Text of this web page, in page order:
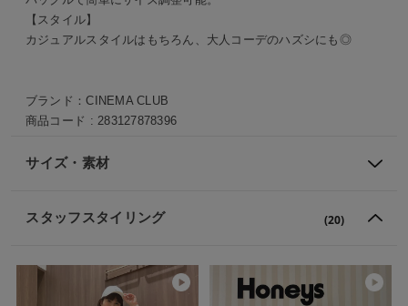
【スタイル】
カジュアルスタイルはもちろん、大人コーデのハズシにも◎
ブランド：CINEMA CLUB
商品コード : 283127878396
サイズ・素材
スタッフスタイリング (20)